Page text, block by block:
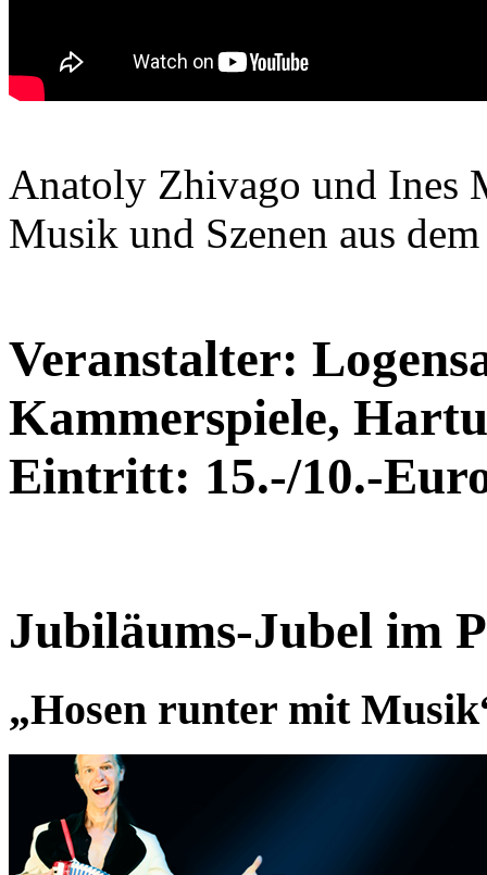
Anatoly Zhivago und Ines
Musik und Szenen aus
Veranstalter:
Kammerspiele,
Eintritt: 15.-/10.-
Jubiläums-Jubel im
„Hosen runter mit